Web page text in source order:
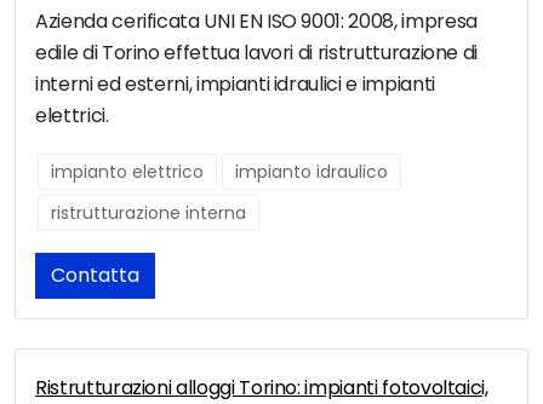
Azienda cerificata UNI EN ISO 9001: 2008, impresa
edile di Torino effettua lavori di ristrutturazione di
interni ed esterni, impianti idraulici e impianti
elettrici.
impianto elettrico
impianto idraulico
ristrutturazione interna
Contatta
Ristrutturazioni alloggi Torino: impianti fotovoltaici,